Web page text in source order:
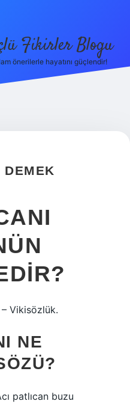
Fikirler Blogu
önerilerle hayatını güçlendir!
DEMEK
– Vikisözlük.
NE
patlıcan buzu